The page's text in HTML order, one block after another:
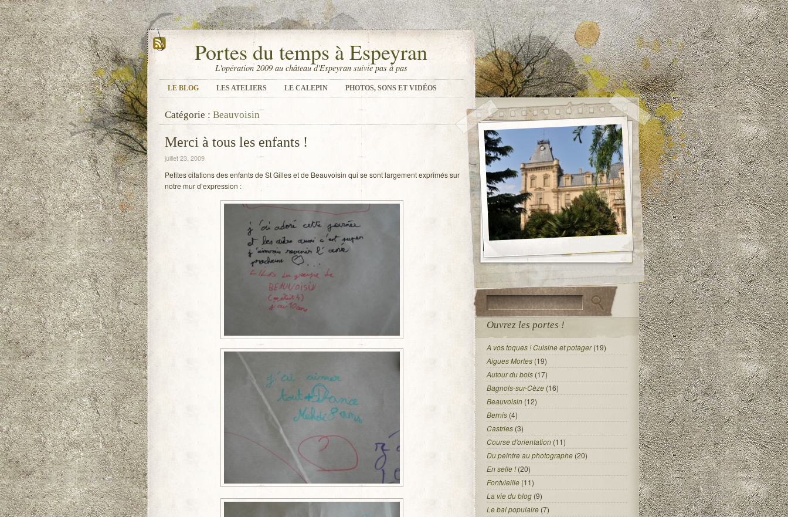
Portes du temps à Espeyran
L'opération 2009 au château d'Espeyran suivie pas à pas
LE BLOG LES ATELIERS LE CALEPIN PHOTOS, SONS ET VIDÉOS
Catégorie : Beauvoisin
Merci à tous les enfants !
juillet 23, 2009
Petites citations des enfants de St Gilles et de Beauvoisin qui se sont largement exprimés sur
notre mur d’expression :
Ouvrez les portes !
A vos toques ! Cuisine et potager(19)
Aigues Mortes(19)
Autour du bois(17)
Bagnols-sur-Cèze(16)
Beauvoisin(12)
Bernis(4)
Castries(3)
Course d'orientation(11)
Du peintre au photographe(20)
En selle !(20)
Fontvieille(11)
La vie du blog(9)
Le bal populaire(7)